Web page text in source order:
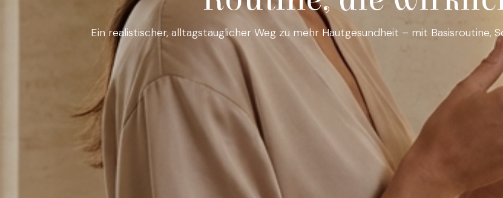
Ein realistischer, alltagstauglicher Weg zu mehr Hautgesundheit – mit Basisroutine,